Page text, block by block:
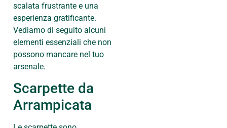
scalata frustrante e una
esperienza gratificante.
Vediamo di seguito alcuni
elementi essenziali che non
possono mancare nel tuo
arsenale.
Scarpette da
Arrampicata